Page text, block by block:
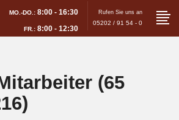
MO.-DO.: 8:00 - 16:30
FR.: 8:00 - 12:30
Rufen Sie uns an
05202 / 91 54 - 0
(65